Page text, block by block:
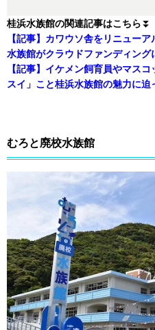
桂浜水族館の関連記事はこちら⏬
【記事】カワウソ舎をリニュー
水族館がクラウドファンディング
【記事】イケメン飼育員やマス
スイ」こと桂浜水族館の魅力に迫
むろと廃校水族館